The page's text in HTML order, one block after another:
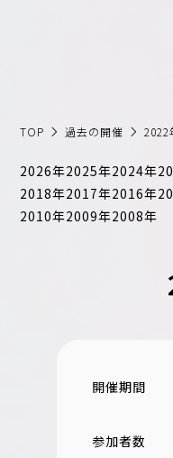
日本コスモトピア
TOP 過去の開催 2022
2026年2025年2024年
2018年2017年2016年
2010年2009年2008年
開催期間
参加者数